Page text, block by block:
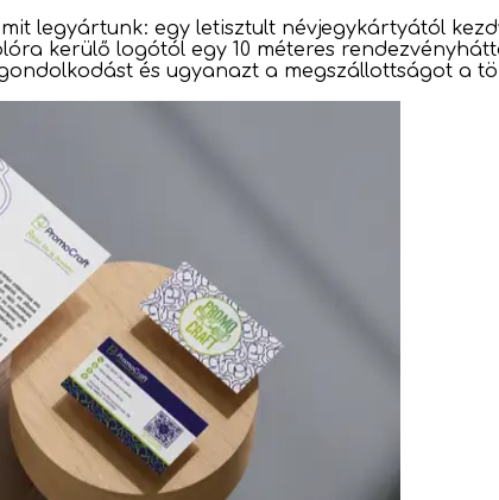
legyártunk: egy letisztult névjegykártyától
kerülő logótól egy 10 méteres
és ugyanazt a megszállottságot a